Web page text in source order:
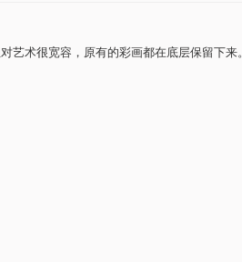
艺术很宽容，原有的彩画都在底层保留下来。